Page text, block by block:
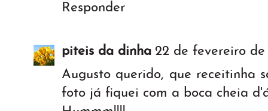
Responder
piteis da dinha 22 de fevereiro de
Augusto querido, que receitinha
foto já fiquei com a boca cheia